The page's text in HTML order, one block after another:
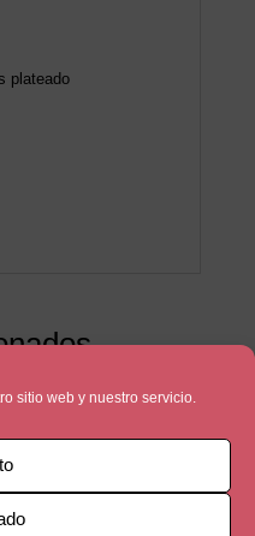
sitio web y nuestro servicio.
plateado